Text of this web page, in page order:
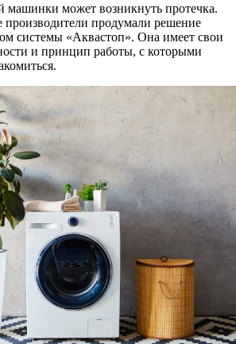
машинки может возникнуть протечка.
продумали решение
системы «Аквастоп». Она имеет свои
и принцип работы, с которыми